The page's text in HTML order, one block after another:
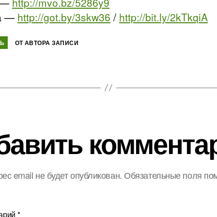
— http://got.by/3skw36 / http://bit.ly/2kTkqiA
ОТ АВТОРА ЗАПИСИ
email не будет опубликован. Обязательные поля
*